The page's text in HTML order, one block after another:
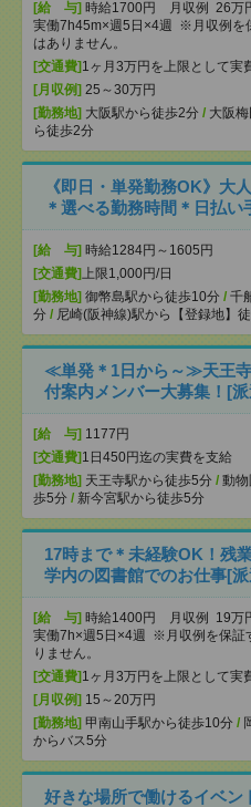
[給 与] 時給1700円 月収例 26万
実働7h45m×週5日×4週 ※月収例を
はありません。
[交通費] 1ヶ月3万円を上限として実
[月収例] 25～30万円
[勤務地] 大阪駅から徒歩2分 / 大阪
ら徒歩2分
《即日・単発勤務OK》大
＊選べる勤務時間＊日払い
[給 与] 時給1284円～1605円
[交通費] 上限1,000円/日
[勤務地] 御幣島駅から徒歩10分 / 千
分 / 尼崎(阪神線)駅から【登録地】
≪単発＊1日から～≫天王
付案内メンバー大募集！[
[給 与] 1177円
[交通費] 1日450円迄の実費を支給
[勤務地] 天王寺駅から徒歩5分 / 動
歩5分 / 新今宮駅から徒歩5分
17時まで＊未経験OK！残
学内の図書館でのお仕事[
[給 与] 時給1400円 月収例 19万
実働7h×週5日×4週 ※月収例を保証
りません。
[交通費] 1ヶ月3万円を上限として実
[月収例] 15～20万円
[勤務地] 甲南山手駅から徒歩10分 /
からバス5分
好きな場所で働けるイベ